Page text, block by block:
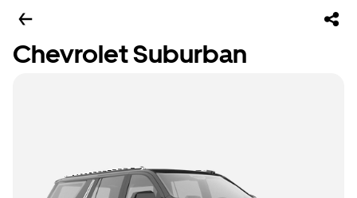
Chevrolet Suburban